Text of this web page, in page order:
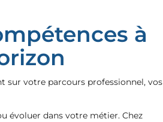
à
sur votre parcours professionnel, vos
évoluer dans votre métier. Chez